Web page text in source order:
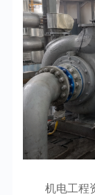
机电工程资